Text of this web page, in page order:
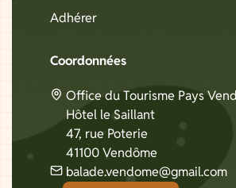
Adhérer
Coordonnées
Office du Tourisme Pays
Hôtel le Saillant
47, rue Poterie
41100 Vendôme
balade.vendome@gmail.com